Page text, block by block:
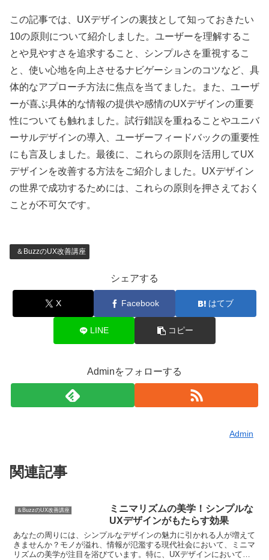
この記事では、UXデザインの裏技として知っておきたい
10の原則について紹介しました。ユーザーを理解するこ
とや見やすさを追求すること、シンプルさを重視するこ
と、使い心地を向上させるナビゲーションのコツなど、具
体的なアプローチ方法に焦点を当てました。また、ユーザ
ーが喜ぶ具体的な情報の提供や感情のUXデザインの重要
性についても触れました。試行錯誤を重ねることやユニバ
ーサルデザインの導入、ユーザーフィードバックの重要性
にも言及しました。最後に、これらの原則を活用してUX
デザインを改善する方法をご紹介しました。UXデザイン
の世界で成功するためには、これらの原則を押さえておく
ことが不可欠です。
＆BuzzのUX改善講座
シェアする
X Facebook はてブ
LINE コピー
Adminをフォローする
Admin
関連記事
＆BuzzのUX改善講座
ミニマリズムの美学！シンプルな
UXデザインがもたらす効果
あなたの周りには、シンプルなデザインの魅力に引かれる人が増えて
きませんか？モノが溢れ、情報が氾濫する現代社会において、ミニマ
リズムの美学が注目を浴びています。特に、UXデザインにおいてシ